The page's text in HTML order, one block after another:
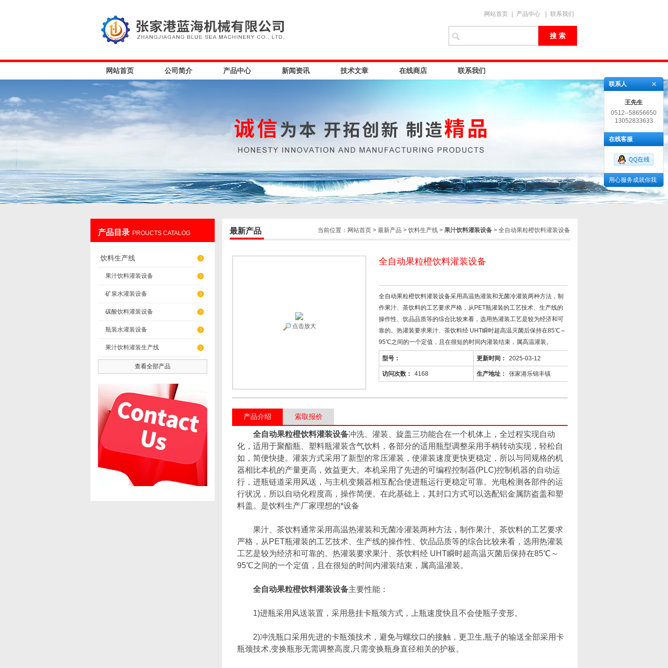
网站首页 产品中心 联系我们
网站首页 公司简介 产品中心 新闻资讯 技术文章 在线商店 联系我们
产品目录 PROUCTS CATALOG
饮料生产线
果汁饮料灌装设备
矿泉水灌装设备
碳酸饮料灌装设备
瓶装水灌装设备
果汁饮料灌装生产线
查看全部产品
当前位置： 网站首页 > 最新产品 > 饮料生产线 > 果汁饮料灌装设备 > 全自动果粒橙饮料灌装设备
最新产品
全自动果粒橙饮料灌装设备
全自动果粒橙饮料灌装设备采用高温热灌装和无菌冷灌装两种方法，制
作果汁、茶饮料的工艺要求严格，从PET瓶灌装的工艺技术、生产线的
操作性、饮品品质等的综合比较来看，选用热灌装工艺是较为经济和可
靠的。热灌装要求果汁、茶饮料经 UHT瞬时超高温灭菌后保持在85℃～
95℃之间的一个定值，且在很短的时间内灌装结束，属高温灌装。
型号： 更新时间： 2025-03-12
访问次数： 4168 生产地址： 张家港乐锦丰镇
点击放大
产品介绍 索取报价
全自动果粒橙饮料灌装设备冲洗、灌装、旋盖三功能合在一个机体上，全过程实现自动
化，适用于聚酯瓶、塑料瓶灌装含气饮料，各部分的适用瓶型调整采用手柄转动实现，轻松自
如，简便快捷。灌装方式采用了新型的常压灌装，使灌装速度更快更稳定，所以与同规格的机
器相比本机的产量更高，效益更大。本机采用了先进的可编程控制器(PLC)控制机器的自动运
行，进瓶链道采用风送，与主机变频器相互配合使进瓶运行更稳定可靠。光电检测各部件的运
行状况，所以自动化程度高，操作简便。在此基础上，其封口方式可以选配铝金属防盗盖和塑
料盖。是饮料生产厂家理想的*设备
果汁、茶饮料通常采用高温热灌装和无菌冷灌装两种方法，制作果汁、茶饮料的工艺要求
严格，从PET瓶灌装的工艺技术、生产线的操作性、饮品品质等的综合比较来看，选用热灌装
工艺是较为经济和可靠的。热灌装要求果汁、茶饮料经 UHT瞬时超高温灭菌后保持在85℃～
95℃之间的一个定值，且在很短的时间内灌装结束，属高温灌装。
全自动果粒橙饮料灌装设备主要性能：
1)进瓶采用风送装置，采用悬挂卡瓶颈方式，上瓶速度快且不会使瓶子变形。
2)冲洗瓶口采用先进的卡瓶颈技术，避免与螺纹口的接触，更卫生,瓶子的输送全部采用卡
瓶颈技术,变换瓶形无需调整高度,只需变换瓶身直径相关的护板。
联系人
王先生
0512--58656650
13052833633
在线客服
用心服务成就你我